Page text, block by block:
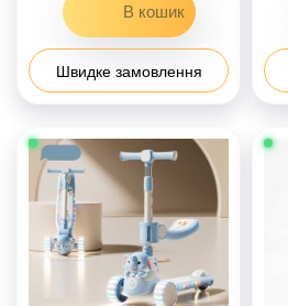
Швидке замовлення